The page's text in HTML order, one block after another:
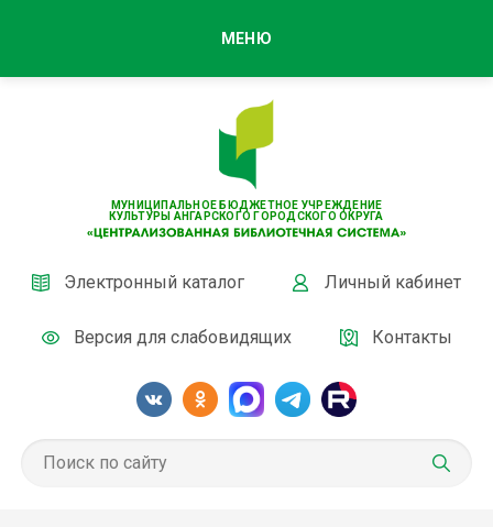
МУНИЦИПАЛЬНОЕ БЮДЖЕТНОЕ УЧРЕЖДЕНИЕ
КУЛЬТУРЫ АНГАРСКОГО ГОРОДСКОГО ОКРУГА
Электронный каталог Личный кабинет
Версия для слабовидящих Контакты
МЕНЮ